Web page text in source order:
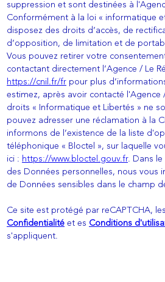
suppression et sont destinées à
Conformément à la loi « informatique
disposez des droits d’accès, de
d’opposition, de limitation et de
Vous pouvez retirer votre
contactant directement l’Agence / Le
https://cnil.fr/fr pour plus
estimez, après avoir contacté l'Agence
droits « Informatique et Libertés » ne
pouvez adresser une réclamation à la
informons de l’existence de la liste
téléphonique « Bloctel », sur laquelle
ici : https://www.bloctel.gouv.fr. Dans
des Données personnelles, nous vous
de Données sensibles dans le champ
Ce site est protégé par reCAPTCHA, les
Confidentialité et es Conditions
s'appliquent.